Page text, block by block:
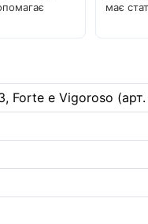
має
Forte e Vigoroso